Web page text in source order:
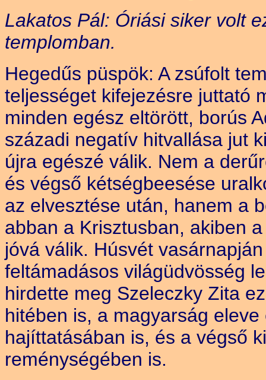
Lakatos Pál: Óriási siker volt
templomban.
Hegedűs püspök: A zsúfolt
teljességet kifejezésre juttató
minden egész eltörött, borús
századi negatív hitvallása jut
újra egészé válik. Nem a
és végső kétségbeesése
az elvesztése után, hanem a
abban a Krisztusban, akiben
jóvá válik. Húsvét
feltámadásos világüdvösség
hirdette meg Szeleczky Zita
hitében is, a magyarság
hajíttatásában is, és a végső
reménységében is.